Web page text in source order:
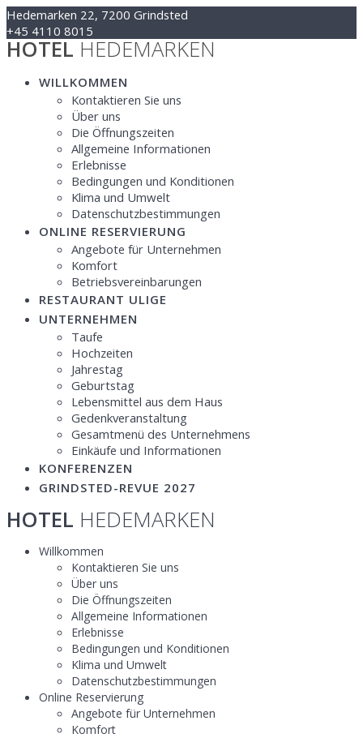
Zum
Inhalt
springen
Hedemarken 22, 7200 Grindsted
+45 4110 8015
Kontakt@hotelhedemarken.dk
HOTEL HEDEMARKEN
WILLKOMMEN
Kontaktieren Sie uns
Über uns
Die Öffnungszeiten
Allgemeine Informationen
Erlebnisse
Bedingungen und Konditionen
Klima und Umwelt
Datenschutzbestimmungen
ONLINE RESERVIERUNG
Angebote für Unternehmen
Komfort
Betriebsvereinbarungen
RESTAURANT ULIGE
UNTERNEHMEN
Taufe
Hochzeiten
Jahrestag
Geburtstag
Lebensmittel aus dem Haus
Gedenkveranstaltung
Gesamtmenü des Unternehmens
Einkäufe und Informationen
KONFERENZEN
GRINDSTED-REVUE 2027
HOTEL HEDEMARKEN
Willkommen
Kontaktieren Sie uns
Über uns
Die Öffnungszeiten
Allgemeine Informationen
Erlebnisse
Bedingungen und Konditionen
Klima und Umwelt
Datenschutzbestimmungen
Online Reservierung
Angebote für Unternehmen
Komfort